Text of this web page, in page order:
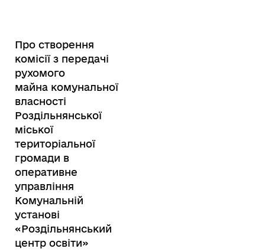
Про створення
комісії з передачі
рухомого
майна комунальної
власності
Роздільнянської
міської
територіальної
громади в
оперативне
управління
Комунальній
установі
«Роздільнянський
центр освіти»